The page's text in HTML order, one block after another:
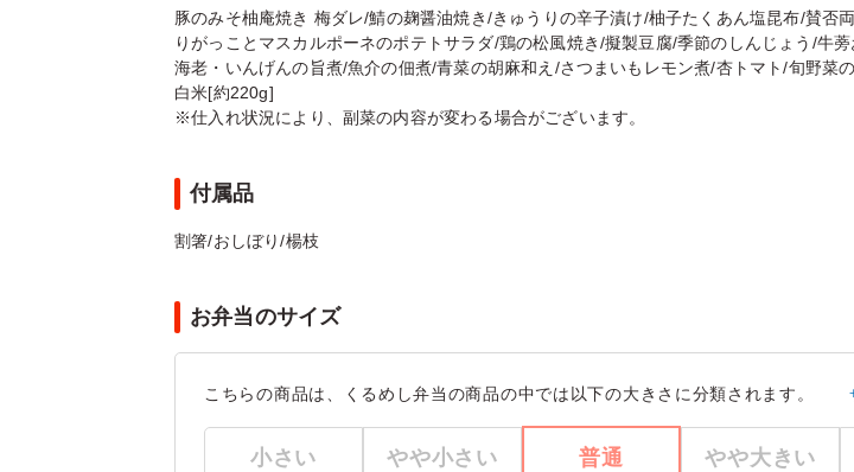
豚のみそ柚庵焼き 梅ダレ/鯖の麹醤油焼き/きゅうりの辛子漬け/柚子たくあん塩昆布/賛否
りがっことマスカルポーネのポテトサラダ/鶏の松風焼き/擬製豆腐/季節のしんじょう/牛蒡
海老・いんげんの旨煮/魚介の佃煮/青菜の胡麻和え/さつまいもレモン煮/杏トマト/旬野菜
白米[約220g]
※仕入れ状況により、副菜の内容が変わる場合がございます。
付属品
割箸/おしぼり/楊枝
お弁当のサイズ
こちらの商品は、くるめし弁当の商品の中では以下の大きさに分類されます。
小さい やや小さい 普通 やや大きい